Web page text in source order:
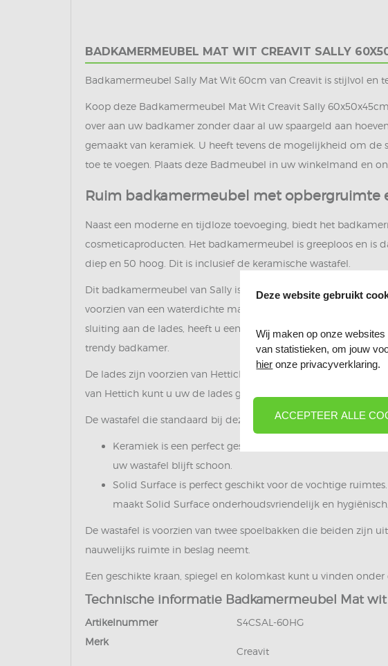
BADKAMERMEUBEL MAT WIT CREAVIT SALLY
Badkamermeubel Sally Mat Wit 60cm van Creavit is stijlvol en
Koop deze Badkamermeubel Mat Wit Creavit Sally
over aan uw badkamer zonder daar al uw spaargeld aan
gemaakt van keramiek. U heeft tevens de mogelijkheid om
toe te voegen. Plaats deze Badmeubel in uw winkelmand en
Ruim badkamermeubel met opbergruimte
Naast een moderne en tijdloze toevoeging, biedt het
cosmeticaproducten. Het badkamermeubel is greeploos en is
diep en 50 hoog. Dit is inclusief de keramische wastafel.
Dit badkamermeubel van Sally is gemaakt van 100%
voorzien van een waterdichte matte afwerking en belooft
sluiting aan de lades, heeft u een bijna geluidloze sluiting.
trendy badkamer.
De lades zijn voorzien van Hettich scharnieren. Scharnieren
van Hettich kunt u uw de lades gedempt laten sluiten.
De wastafel die standaard bij deze set mee wordt geleverd
Keramiek is een perfect geschikt voor de badkamer en
uw wastafel blijft schoon.
Solid Surface is perfect geschikt voor de vochtige
maakt Solid Surface onderhoudsvriendelijk en
De wastafel is voorzien van twee spoelbakken die beiden zijn
nauwelijks ruimte in beslag neemt.
Een geschikte kraan, spiegel en kolomkast kunt u vinden onder
Technische informatie Badkamermeubel Mat wit
Artikelnummer
S4CSAL-60HG
Merk
Creavit
Deze website gebruikt
Wij maken op onze
van statistieken, om jouw
hier onze privacyverklaring.
ACCEPTEER ALLE